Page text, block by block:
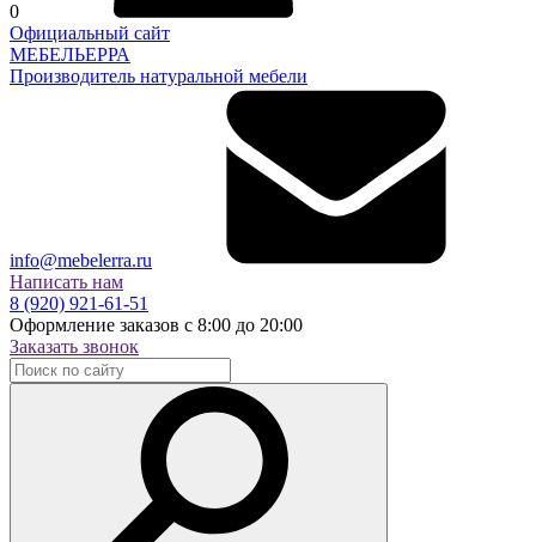
0
Официальный сайт
МЕБЕЛЬЕРРА
Производитель натуральной мебели
info@mebelerra.ru
Написать нам
8 (920) 921-61-51
Оформление заказов с 8:00 до 20:00
Заказать звонок